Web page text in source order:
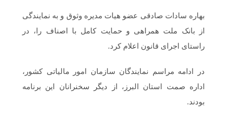
بهاره سادات صادقی عضو هیات مدیره وثوق و به نمایندگی
از بانک ملت همراهی و حمایت کامل با اصناف را، در
راستای اجرای قانون اعلام کرد.
در ادامه مراسم نمایندگان سازمان امور مالیاتی کشور،
اداره صمت استان البرز، از دیگر سخنرانان این برنامه
بودند.